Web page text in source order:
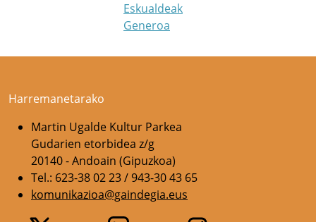
Eskualdeak
Generoa
Harremanetarako
Martin Ugalde Kultur Parkea
Gudarien etorbidea z/g
20140 - Andoain (Gipuzkoa)
Tel.: 623-38 02 23 / 943-30 43 65
komunikazioa@gaindegia.eus